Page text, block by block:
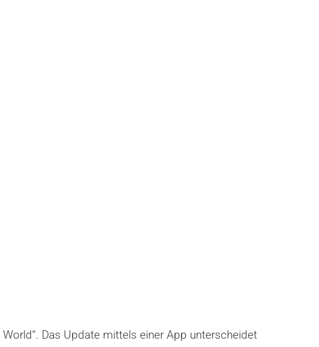
Das Update mittels einer App unterscheidet